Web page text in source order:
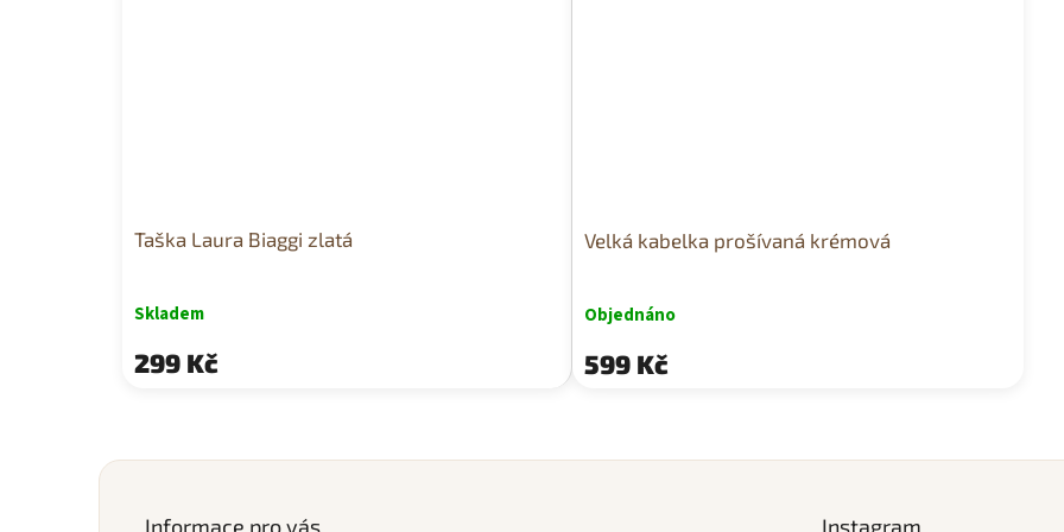
Taška Laura Biaggi zlatá
Skladem
299 Kč
Velká kabelka prošívaná krémová
Objednáno
599 Kč
v
Informace pro vás Instagram